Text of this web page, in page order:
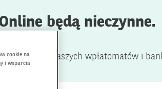
będą nieczynne.
oraz naszych wpłatomatów i
cookie na
i wsparcia